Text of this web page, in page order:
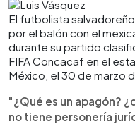
El futbolista
por el balón con el
durante su partido
FIFA Concacaf en el
México, el 30 de marzo
"¿Qué es un apagón?
no tiene personería